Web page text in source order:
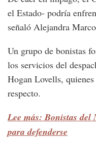
el Estado- podría
señaló Alejandra
Un grupo de bonistas
los servicios del
Hogan Lovells,
respecto.
Lee más: Bonistas
para defenderse